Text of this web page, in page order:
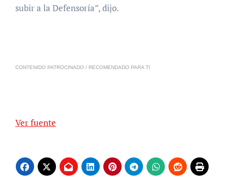
subir a la Defensoría”, dijo.
CONTENIDO PATROCINADO / RECOMENDADO PARA TI
Ver fuente